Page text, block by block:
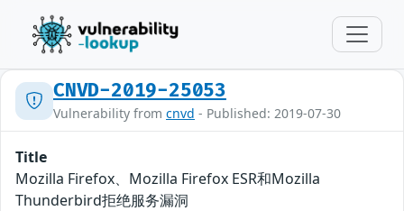
CNVD-2019-25053
Vulnerability from cnvd - Published: 2019-07-30
Title
Mozilla Firefox、Mozilla Firefox ESR和Mozilla
Thunderbird拒绝服务漏洞